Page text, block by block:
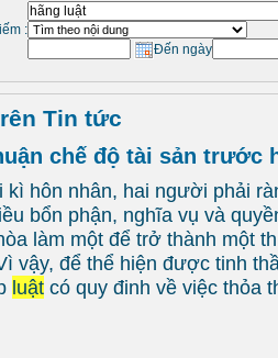
:
Đến ngày
Tin tức
chế độ tài sản trước
kì hôn nhân, hai người phải
bổn phận, nghĩa vụ và
làm một để trở thành một
vậy, để thể hiện được tinh
luật có quy đinh về việc thỏa